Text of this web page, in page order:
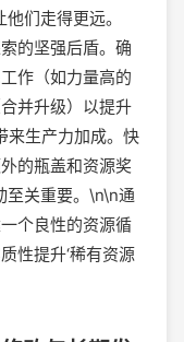
们走得更远。
的坚强后盾。确
作（如力量高的
并升级）以提升
来生产力加成。快
的瓶盖和资源奖
至关重要。\n\n通
个良性的资源循
性提升‘稀有资源